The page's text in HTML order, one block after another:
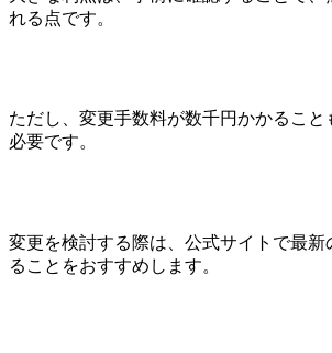
れる点です。
ただし、変更手数料が数千円かかるこ
必要です。
変更を検討する際は、公式サイトで最新
ることをおすすめします。